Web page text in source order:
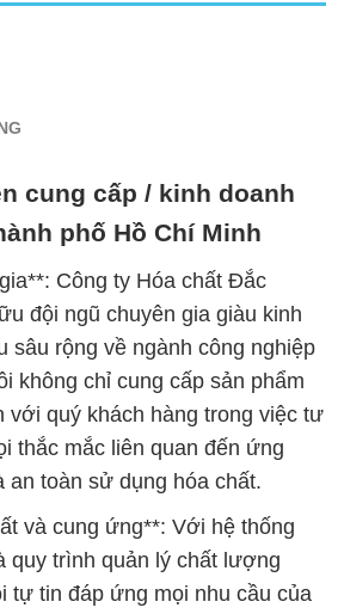
cung cấp / kinh doanh
phố Hồ Chí Minh
Công ty Hóa chất Đắc
đội ngũ chuyên gia giàu kinh
sâu rộng về ngành công nghiệp
không chỉ cung cấp sản phẩm
với quý khách hàng trong việc tư
thắc mắc liên quan đến ứng
an toàn sử dụng hóa chất.
và cung ứng**: Với hệ thống
quy trình quản lý chất lượng
tự tin đáp ứng mọi nhu cầu của